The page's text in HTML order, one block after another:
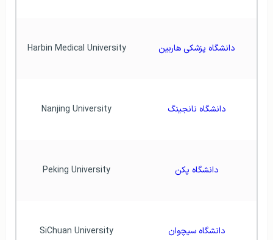
دانشگاه پزشکی هاربین Harbin Medical University
دانشگاه نانجینگ Nanjing University
دانشگاه پکن Peking University
دانشگاه سیچوان SiChuan University